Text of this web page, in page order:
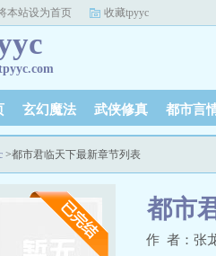
本站设为首页 收藏tpyyc
玄幻魔法 武侠修真 都市言
>都市君临天下最新章节列表
都市
作 者：张